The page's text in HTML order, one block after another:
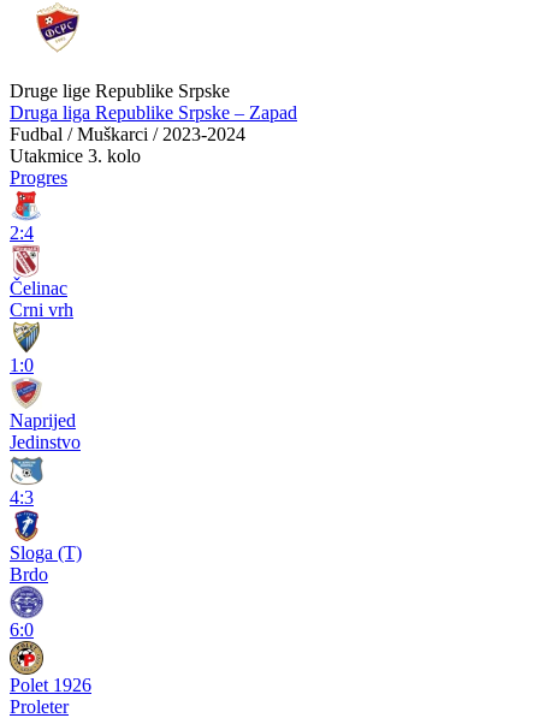
Druge lige Republike Srpske
Druga liga Republike Srpske – Zapad
Fudbal / Muškarci / 2023-2024
Utakmice 3. kolo
Progres
2:4
Čelinac
Crni vrh
1:0
Naprijed
Jedinstvo
4:3
Sloga (T)
Brdo
6:0
Polet 1926
Proleter